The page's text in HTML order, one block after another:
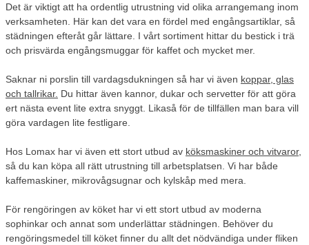
Det är viktigt att ha ordentlig utrustning vid olika arrangemang inom
verksamheten. Här kan det vara en fördel med engångsartiklar, så
städningen efteråt går lättare. I vårt sortiment hittar du bestick i trä
och prisvärda engångsmuggar för kaffet och mycket mer.
Saknar ni porslin till vardagsdukningen så har vi även koppar, glas
och tallrikar. Du hittar även kannor, dukar och servetter för att göra
ert nästa event lite extra snyggt. Likaså för de tillfällen man bara vill
göra vardagen lite festligare.
Hos Lomax har vi även ett stort utbud av köksmaskiner och vitvaror,
så du kan köpa all rätt utrustning till arbetsplatsen. Vi har både
kaffemaskiner, mikrovågsugnar och kylskåp med mera.
För rengöringen av köket har vi ett stort utbud av moderna
sophinkar och annat som underlättar städningen. Behöver du
rengöringsmedel till köket finner du allt det nödvändiga under fliken